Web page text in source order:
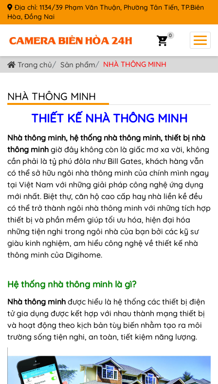
Địa chỉ: 1134/39 Phạm Văn Thuận, Phường Tân Tiến, TP.Biên
Hòa, Đồng Nai
0
Trang chủ Sản phẩm NHÀ THÔNG MINH
NHÀ THÔNG MINH
THIẾT KẾ NHÀ THÔNG MINH
Nhà thông minh, hệ thống nhà thông minh, thiết bị nhà
thông minh giờ đây không còn là giấc mơ xa vời, không
cần phải là tỷ phú đôla như Bill Gates, khách hàng vẫn
có thể sở hữu ngôi nhà thông minh của chính mình ngay
tại Việt Nam với những giải pháp công nghệ ứng dụng
mới nhất. Biệt thự, căn hộ cao cấp hay nhà liền kề đều
có thể trở thành ngôi nhà thông minh với những tích hợp
thiết bị và phần mềm giúp tối ưu hóa, hiện đại hóa
những tiện nghi trong ngôi nhà của bạn bởi các kỹ sư
giàu kinh nghiệm, am hiểu công nghệ về thiết kế nhà
thông minh của Digihome.
Hệ thống nhà thông minh là gì?
Nhà thông minh được hiểu là hệ thống các thiết bị điện
tử gia dụng được kết hợp với nhau thành mạng thiết bị
và hoạt động theo kịch bản tùy biến nhằm tạo ra môi
trường sống tiện nghi, an toàn, tiết kiệm năng lượng.